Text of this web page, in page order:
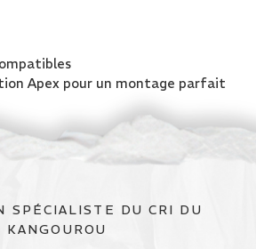
Apex pour un montage parfait
SPÉCIALISTE DU CRI DU
KANGOUROU